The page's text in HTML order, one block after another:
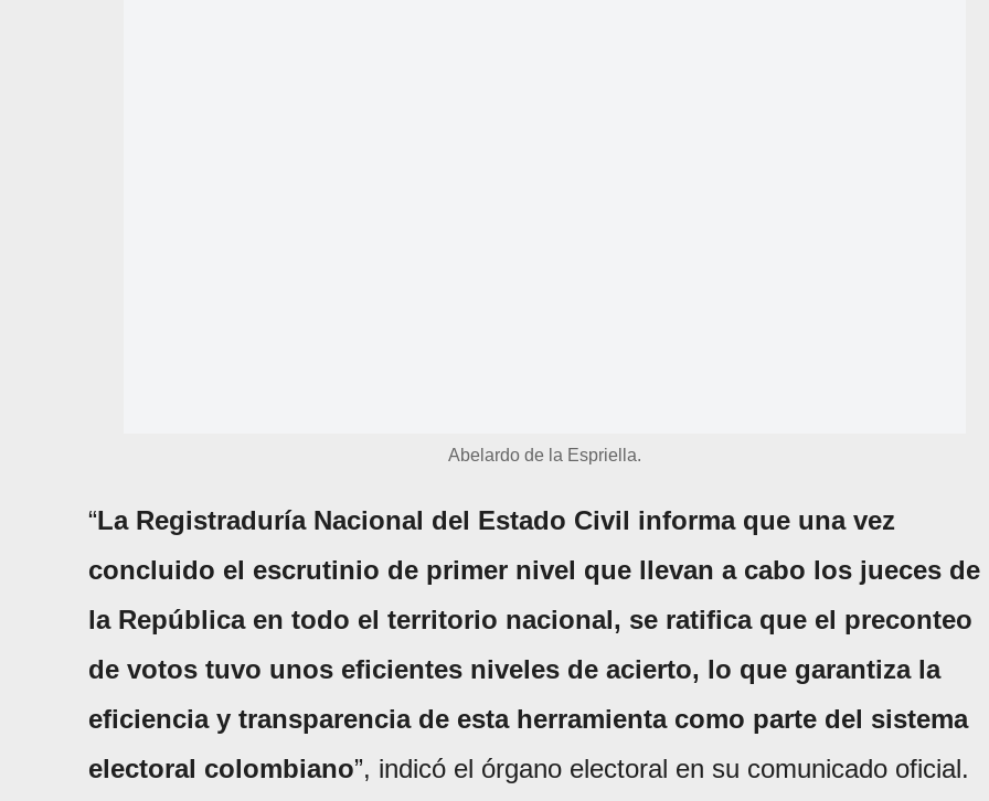
Abelardo de la Espriella.
“La Registraduría Nacional del Estado Civil informa que una vez
concluido el escrutinio de primer nivel que llevan a cabo los jueces de
la República en todo el territorio nacional, se ratifica que el preconteo
de votos tuvo unos eficientes niveles de acierto, lo que garantiza la
eficiencia y transparencia de esta herramienta como parte del sistema
electoral colombiano”, indicó el órgano electoral en su comunicado oficial.